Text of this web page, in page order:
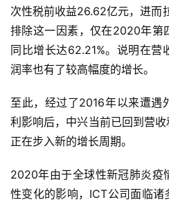
次性税前收益26.62亿元，进而
排除这一因素，仅在2020年第
同比增长达62.21%。说明在营
润率也有了较高幅度的增长。
至此，经过了2016年以来遭遇
利影响后，中兴当前已回到营收
正在步入新的增长周期。
2020年由于全球性新冠肺炎疫
性变化的影响，ICT公司面临